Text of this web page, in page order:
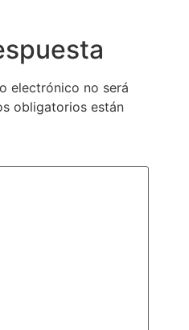
electrónico no será
obligatorios están